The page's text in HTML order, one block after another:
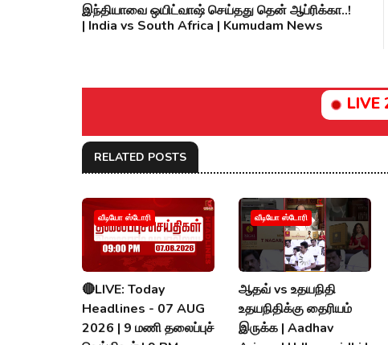
இந்தியாவை ஒயிட்வாஷ் செய்தது தென் ஆப்ரிக்கா..!
| India vs South Africa | Kumudam News
LIVE
RELATED POSTS
வீடியோ ஸ்டோரி
🔴LIVE: Today
Headlines - 07 AUG
2026 | 9 மணி தலைப்புச்
வீடியோ ஸ்டோரி
ஆதவ் vs உதயநிதி
உதயநிதிக்கு தைரியம்
இருக்க | Aadhav